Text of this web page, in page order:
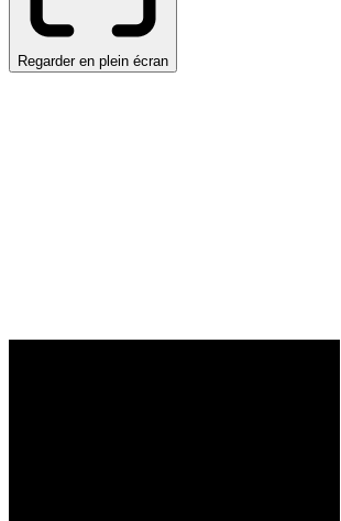
Regarder en plein écran